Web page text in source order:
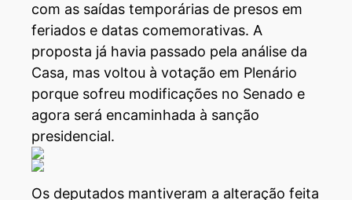
com as saídas temporárias de presos em
feriados e datas comemorativas. A
proposta já havia passado pela análise da
Casa, mas voltou à votação em Plenário
porque sofreu modificações no Senado e
agora será encaminhada à sanção
presidencial.
Os deputados mantiveram a alteração feita